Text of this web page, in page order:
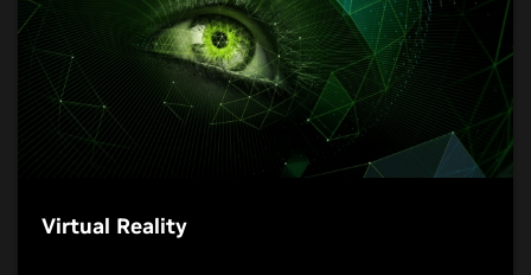
Virtual Reality